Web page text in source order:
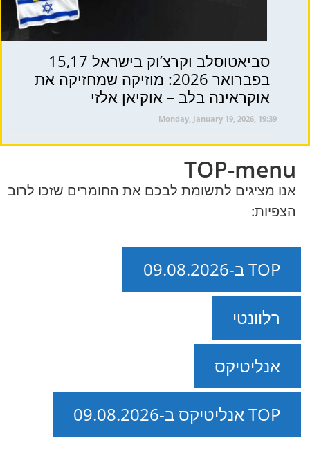
סביאטוסלב וקרצ’וק בישראל 15,17
בפברואר 2026: מוזיקה שמחזיקה את
אוקראינה בלב – אוקיאן אלזי
Monday, January 19, 2026, 19:39
TOP-menu
אנו מציגים לתשומת לבכם את החומרים שזכו לרוב
הצפיות:
TOP ב-09.08.2026
רלוונטי
אנליטיקס
TOP אנליטיקס ב-09.08.2026